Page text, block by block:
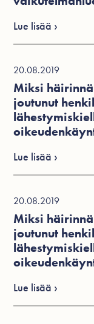
20.08.2019
Miksi
joutunut
Lue lisää ›
20.08.2019
Miksi
joutunut
Lue lisää ›
Lue lisää ›